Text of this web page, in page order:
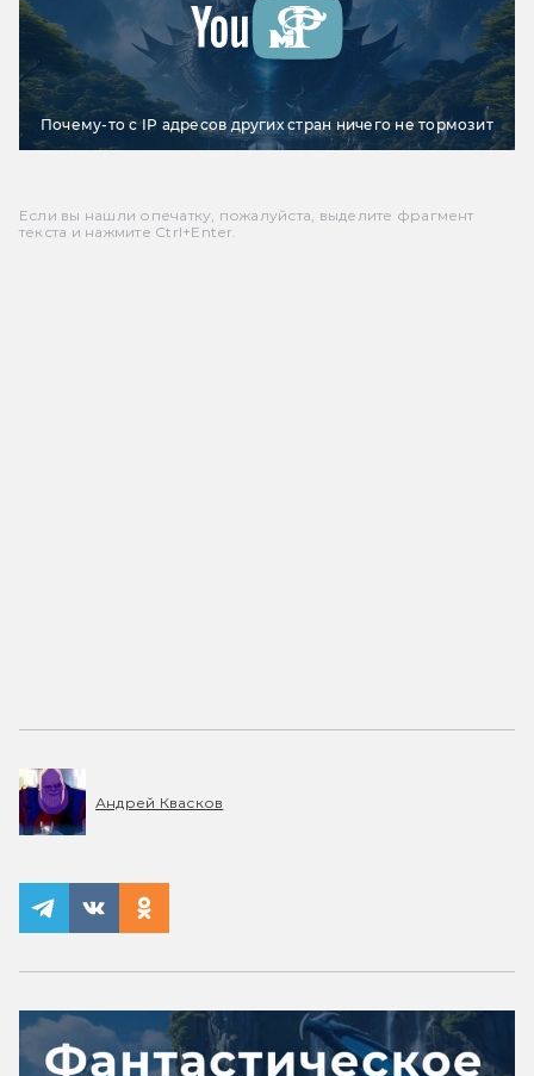
Почему-то с IP адресов других стран ничего не тормозит
Если вы нашли опечатку, пожалуйста, выделите фрагмент
текста и нажмите Ctrl+Enter.
Андрей Квасков